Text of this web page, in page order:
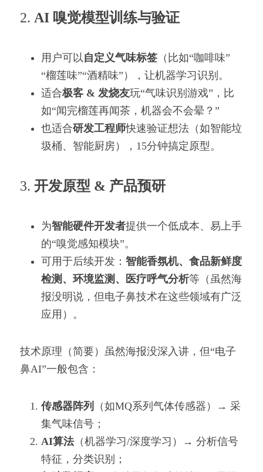
2. AI 嗅觉模型训练与验证
用户可以自定义气味标签 （比如“咖啡味”
“榴莲味”“酒精味”），让机器学习识别。
适合极客 & 发烧友玩“气味识别游戏”，比
如“闻完榴莲再闻茶，机器会不会晕？”
也适合研发工程师快速验证想法（如智能垃
圾桶、智能厨房），15分钟搞定原型。
3. 开发原型 & 产品预研
为智能硬件开发者提供一个低成本、易上手
的“嗅觉感知模块”。
可用于后续开发： 智能香氛机、食品新鲜度
检测、环境监测、医疗呼气分析等（虽然海
报没明说，但电子鼻技术在这些领域有广泛
应用）。
技术原理（简要）虽然海报没深入讲，但“电子
鼻AI”一般包含：
传感器阵列
（如MQ系列气体传感器）→ 采
集气味信号；
AI算法（机器学习/深度学习）→ 分析信号
特征，分类识别；